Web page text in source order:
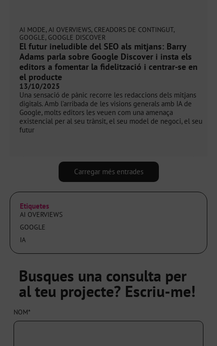
AI MODE,AI OVERVIEWS, CREADORS DE CONTINGUT,
GOOGLE, GOOGLE DISCOVER
El futur ineludible del SEO als mitjans: Barry
Adams parla sobre Google Discover i insta els
editors a fomentar la fidelització i centrar-se en
el producte
13/10/2025
Una sensació de pànic recorre les redaccions dels mitjans
digitals. Amb l’arribada de les visions generals amb IA de
Google, molts editors les veuen com una amenaça
existencial per al seu trànsit, el seu model de negoci, el seu
futur
Carregar més entrades
Etiquetes
AI OVERVIEWS
GOOGLE
IA
Busques una consulta per
al teu projecte? Escriu-me!
NOM*